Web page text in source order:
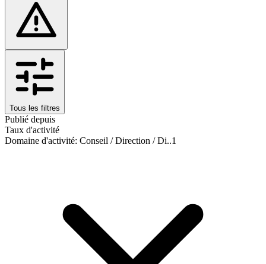
Tous les filtres
Publié depuis
Taux d'activité
Domaine d'activité: Conseil / Direction / Di..1